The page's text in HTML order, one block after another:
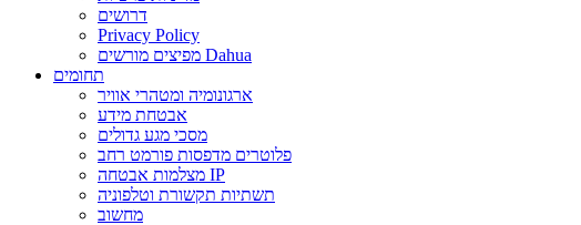
דרושים
Privacy Policy
מפיצים מורשים Dahua
תחומים
ארגונומיה ומטהרי אוויר
אבטחת מידע
מסכי מגע גדולים
פלוטרים מדפסות פורמט רחב
מצלמות אבטחה IP
תשתיות תקשורת וטלפוניה
מחשוב